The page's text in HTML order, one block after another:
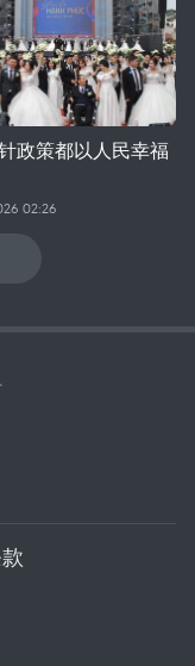
政策都以人民幸福
02:26